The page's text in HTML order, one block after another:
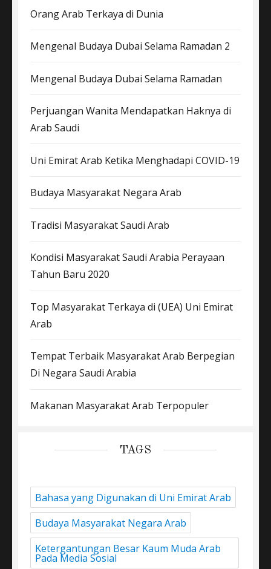
Orang Arab Terkaya di Dunia
Mengenal Budaya Dubai Selama Ramadan 2
Mengenal Budaya Dubai Selama Ramadan
Perjuangan Wanita Mendapatkan Haknya di
Arab Saudi
Uni Emirat Arab Ketika Menghadapi COVID-19
Budaya Masyarakat Negara Arab
Tradisi Masyarakat Saudi Arab
Kondisi Masyarakat Saudi Arabia Perayaan
Tahun Baru 2020
Top Masyarakat Terkaya di (UEA) Uni Emirat
Arab
Tempat Terbaik Masyarakat Arab Berpegian
Di Negara Saudi Arabia
Makanan Masyarakat Arab Terpopuler
TAGS
Bahasa yang Digunakan di Uni Emirat Arab
Budaya Masyarakat Negara Arab
Ketergantungan Besar Kaum Muda Arab
Pada Media Sosial